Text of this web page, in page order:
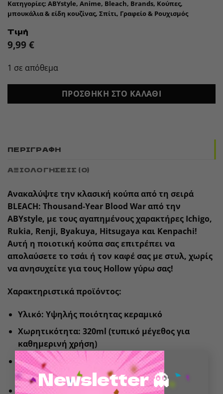
Newsletter 👻
Κατηγορίες: ABYstyle, Anime, Bleach, Brands, Κούπες,
μπουκάλια & είδη κουζίνας, Σπίτι, Γραφείο & Ρουχισμός
Τιμή
9,99 €
1 σε απόθεμα
ΠΡΟΣΘΉΚΗ ΣΤΟ ΚΑΛΆΘΙ
ΠΕΡΙΓΡΑΦΉ
ΑΞΙΟΛΟΓΉΣΕΙΣ (0)
Ανακαλύψτε την κλασική κούπα από τη σειρά
BLEACH: Thousand-Year Blood War από την
ABYstyle, με τους αγαπημένους χαρακτήρες Ichigo,
Rukia, Renji, Byakuya, Hitsugaya και Kenpachi!
Αυτή η ποιοτική κούπα σας επιτρέπει να
απολαύσετε το τσάι ή τον καφέ σας με στυλ, χωρίς
να ανησυχείτε για τους Hollow γύρω σας!
Χαρακτηριστικά προϊόντος:
Υλικό: Υψηλής ποιότητας κεραμικό
Χωρητικότητα: 320ml (τυπικό μέγεθος για
καθημερινή χρήση)
Συσκευασία: κουτί με παράθυρο, έτοιμο για
δώρο
Κατάλληλο για πλυντήριο πιάτων και φούρνο